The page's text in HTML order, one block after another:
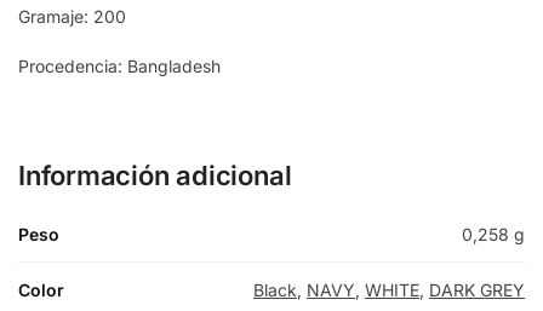
Gramaje: 200
Procedencia: Bangladesh
Información adicional
Peso 0,258 g
Color Black, NAVY, WHITE, DARK GREY